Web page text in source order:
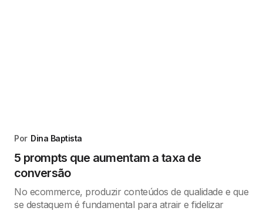
Por Dina Baptista
5 prompts que aumentam a taxa de
conversão
No ecommerce, produzir conteúdos de qualidade e que
se destaquem é fundamental para atrair e fidelizar